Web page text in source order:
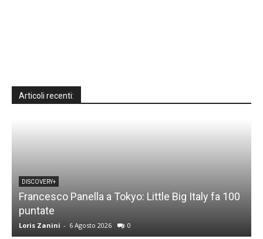
Articoli recenti:
DISCOVERY+
Francesco Panella a Tokyo: Little Big Italy fa 100
puntate
Loris Zanini - 6 Agosto 2026 0